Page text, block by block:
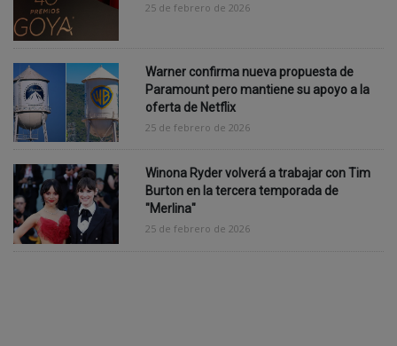
25 de febrero de 2026
Warner confirma nueva propuesta de
Paramount pero mantiene su apoyo a la
oferta de Netflix
25 de febrero de 2026
Winona Ryder volverá a trabajar con Tim
Burton en la tercera temporada de
"Merlina"
25 de febrero de 2026